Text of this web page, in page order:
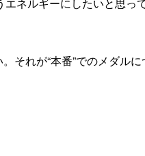
ネルギーにしたいと思っ
それが“本番”でのメダル